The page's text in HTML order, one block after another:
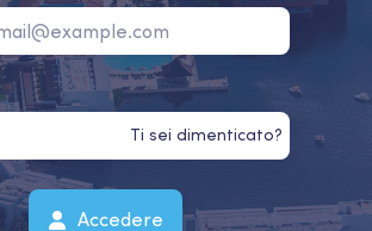
Ti sei dimenticato?
Accedere